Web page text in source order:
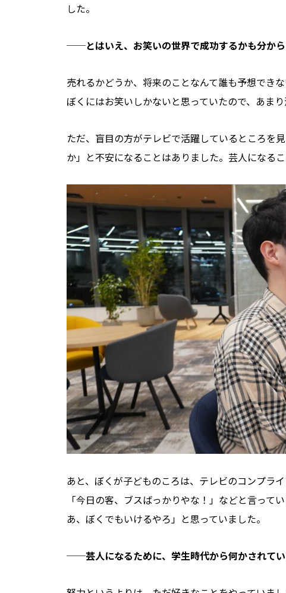
した。
──とはいえ、お笑いの世界で成功するかも分か
売れるかどうか、将来のことなんて誰も予想でき
ぼくにはお笑いしかないと思っていたので、あまり
ただ、盲目の方がテレビで活躍しているところを
か」と不安になることはありました。芸人になる
あと、ぼくが子どものころは、テレビのコンプラ
「今日の客、ブスばっかりやな！」などと言って
あ、ぼくでもいけるやろ」と思っていました。
──芸人になるために、学生時代から何かされて